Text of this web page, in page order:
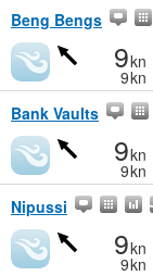
Beng Bengs
9kn
9kn
Bank Vaults
9kn
9kn
Nipussi
9kn
9kn